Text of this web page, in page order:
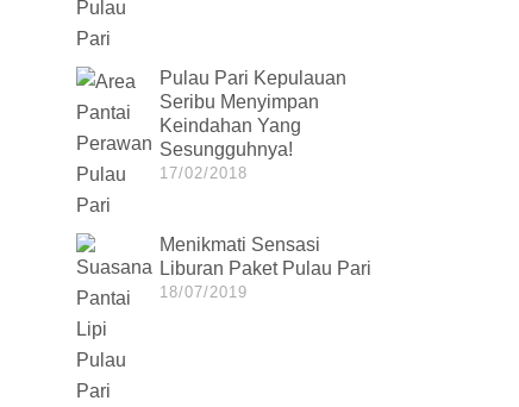
Pulau Pari Kepulauan
Seribu Menyimpan
Keindahan Yang
Sesungguhnya!
17/02/2018
Menikmati Sensasi
Liburan Paket Pulau Pari
18/07/2019